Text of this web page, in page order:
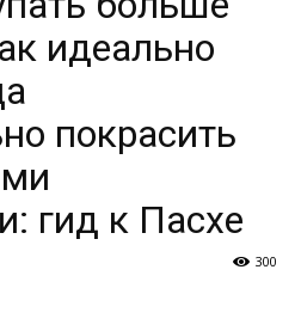
идеально
покрасить
гид к Пасхе
300